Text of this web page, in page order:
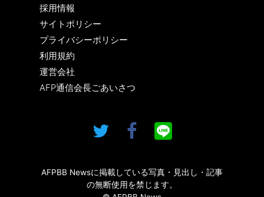
採用情報
サイトポリシー
プライバシーポリシー
利用規約
運営会社
AFP通信会長ごあいさつ
AFPBB Newsに掲載している写真・見出し・記事
の無断使用を禁じます。